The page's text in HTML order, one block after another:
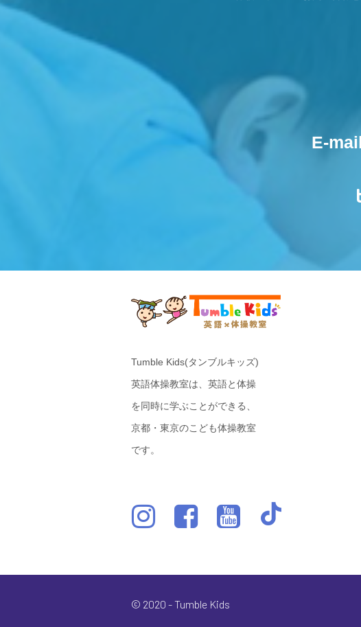
E-
Tumble Kids(タンブルキッズ)
英語体操教室は、英語と体操
を同時に学ぶことができる、
京都・東京のこども体操教室
です。
© 2020 - Tumble Kids